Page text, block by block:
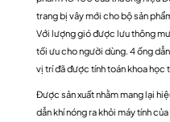
trang bị vây mới cho bộ sản
Với lượng gió được lưu thông
tối ưu cho người dùng. 4 ống
vị trí đã được tính toán khoa học
Được sản xuất nhằm mang lại
dẫn khí nóng ra khỏi máy tính